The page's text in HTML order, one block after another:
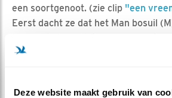
Deze website maakt gebruik van
een soortgenoot. (zie clip "een
Eerst dacht ze dat het Man bosuil
de uil op de tak had geen prooi en
verschillende takken, bekeek de kast